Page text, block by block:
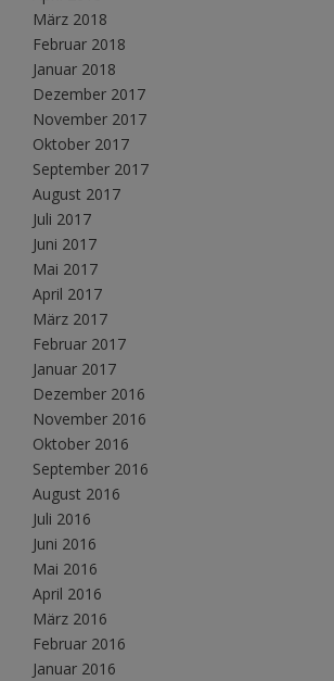
März 2018
Februar 2018
Januar 2018
Dezember 2017
November 2017
Oktober 2017
September 2017
August 2017
Juli 2017
Juni 2017
Mai 2017
April 2017
März 2017
Februar 2017
Januar 2017
Dezember 2016
November 2016
Oktober 2016
September 2016
August 2016
Juli 2016
Juni 2016
Mai 2016
April 2016
März 2016
Februar 2016
Januar 2016